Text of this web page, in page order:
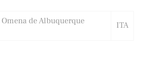
de Albuquerque
ITA